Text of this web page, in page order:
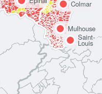
Colmar
Mulhouse
Saint-
Louis